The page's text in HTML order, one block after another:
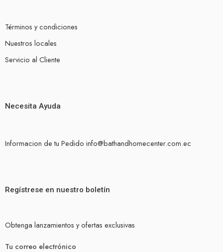
Términos y condiciones
Nuestros locales
Servicio al Cliente
Necesita Ayuda
Informacion de tu Pedido info@bathandhomecenter.com.ec
Regístrese en nuestro boletín
Obtenga lanzamientos y ofertas exclusivas
Tu correo electrónico